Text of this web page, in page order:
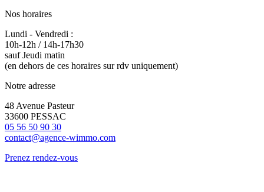
Nos horaires
Lundi - Vendredi :
10h-12h / 14h-17h30
sauf Jeudi matin
(en dehors de ces horaires sur rdv uniquement)
Notre adresse
48 Avenue Pasteur
33600 PESSAC
05 56 50 90 30
contact@agence-wimmo.com
Prenez rendez-vous